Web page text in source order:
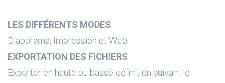
LES DIFFÉRENTS MODES
Diaporama, Impression et Web
EXPORTATION DES FICHIERS
Exporter en haute ou basse définition suivant le